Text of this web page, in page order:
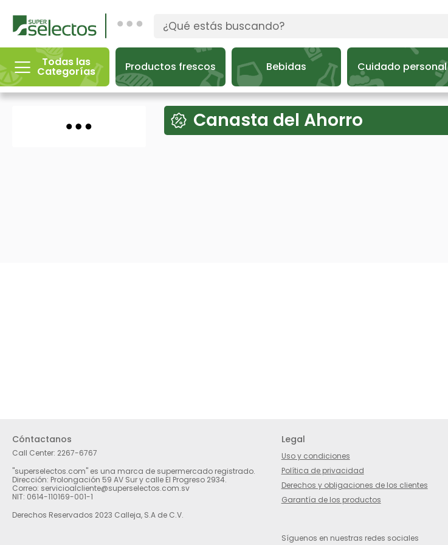
Todas las
Categorías Productos frescos Bebidas Cuidado personal
Canasta del Ahorro
Cóntactanos
Call Center: 2267-6767
"superselectos.com" es una marca de supermercado registrado.
Dirección: Prolongación 59 AV Sur y calle El Progreso 2934.
Correo: servicioalcliente@superselectos.com.sv
NIT: 0614-110169-001-1
Derechos Reservados 2023 Calleja, S.A de C.V.
Legal
Uso y condiciones
Política de privacidad
Derechos y obligaciones de los clientes
Garantía de los productos
Síguenos en nuestras redes sociales